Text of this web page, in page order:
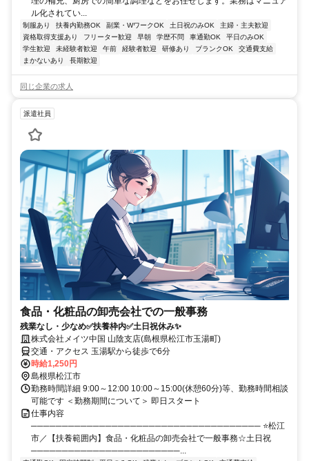
ル化されてい...
制服あり 扶養内勤務OK 副業・WワークOK 土日祝のみOK
主婦・主夫歓迎
資格取得支援あり
フリーター歓迎 早朝 学歴不問 車通勤OK
平日のみOK
学生歓迎
未経験者歓迎 午前 経験者歓迎 研修あり ブランクOK
交通費支給
まかないあり
長期歓迎
同じ企業の求人
派遣社員
食品・化粧品の卸売会社での一般事務
残業なし・少なめ✅扶養枠内✅土日祝休み✨
株式会社メイツ中国 山陰支店(島根県松江市玉湯町)
交通・アクセス 玉湯駅から徒歩で6分
時給1,250円
島根県松江市
勤務時間詳細 9:00～12:00 10:00～15:00(休憩60分)等、勤務時間相談
可能です ＜勤務期間について＞ 即日スタート
仕事内容
───────────────────────────────────── ⭐松江
市／【扶養範囲内】食品・化粧品の卸売会社で一般事務☆土日祝
────────────────────────...